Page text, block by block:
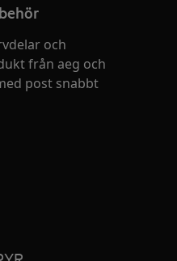
och
från aeg och
post snabbt